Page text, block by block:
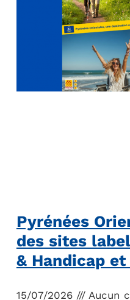
Pyrénées
des sites
& Handicap
15/07/2026 Aucun